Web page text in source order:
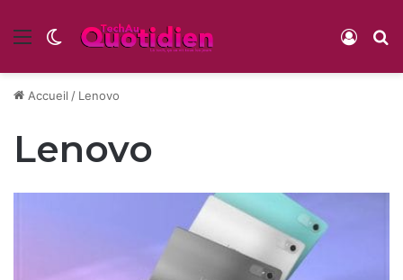
Menu Switch skin
Accueil / Lenovo
Lenovo